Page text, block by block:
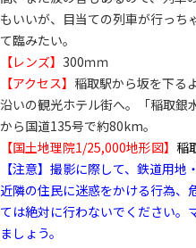
もいいが、目当ての列車が行っ
て臨みたい。
【レンズ】 300ｍｍ
【アクセス】 稲取駅から坂を下る
沿いの観光ホテル街へ。「稲取銀
から国道135号で約80km。
【国土地理院1/25,000地形図】 稲
【注意】撮影に際して、鉄道用地
近隣の住民に迷惑をかける行為、
ては絶対に行わないでください。
ましょう。